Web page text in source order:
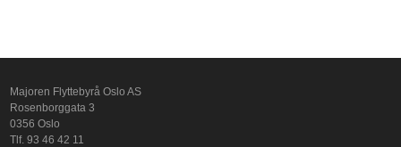
Majoren Flyttebyrå Oslo AS
Rosenborggata 3
0356 Oslo
Tlf. 93 46 42 11